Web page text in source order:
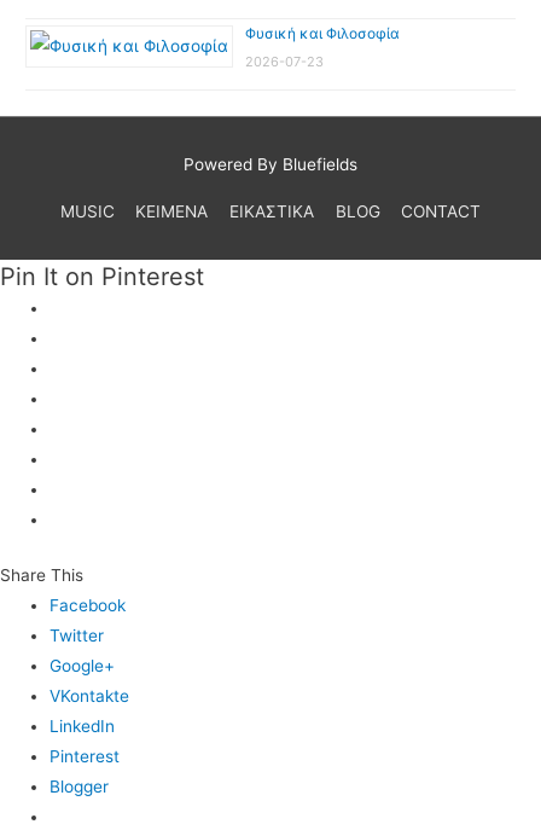
Φυσική και Φιλοσοφία
2026-07-23
Powered By Bluefields
MUSIC ΚΕΙΜΕΝΑ ΕΙΚΑΣΤΙΚΑ BLOG CONTACT
Pin It on Pinterest
Share This
Facebook
Twitter
Google+
VKontakte
LinkedIn
Pinterest
Blogger